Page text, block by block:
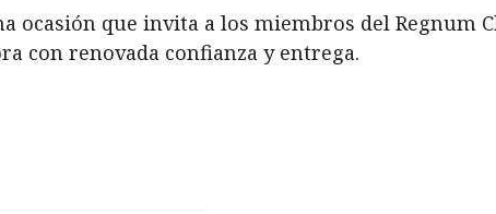
ocasión que invita a los miembros del Regnum
con renovada confianza y entrega.